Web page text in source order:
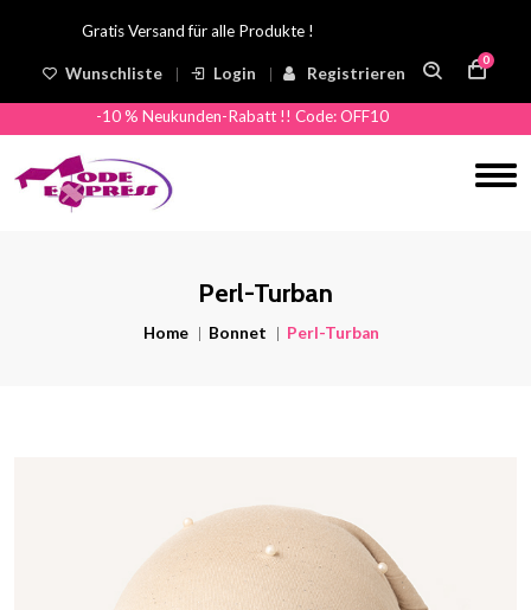
Gratis Versand für alle Produkte !
Wunschliste Login Registrieren
0
-10 % Neukunden-Rabatt !! Code: OFF10
Perl-Turban
Home Bonnet Perl-Turban